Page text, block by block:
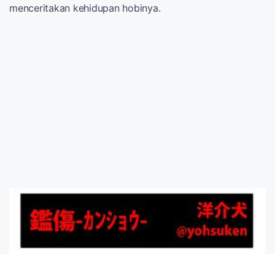
menceritakan kehidupan hobinya.